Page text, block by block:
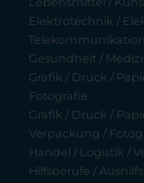
Elektrotechnik /
Gesundheit /
Grafik / Druck /
Fotografie
Grafik / Druck /
Verpackung /
Handel / Logistik /
Hilfsberufe /